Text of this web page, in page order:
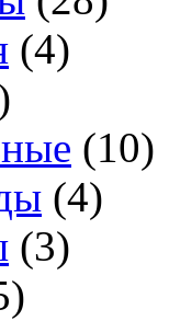
(4)
(10)
(4)
(3)